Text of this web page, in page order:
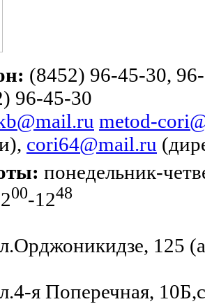
(8452) 96-45-30,
96-45-30
metod-
cori64@mail.ru
понедельник-
00-1248
125
я Поперечная,